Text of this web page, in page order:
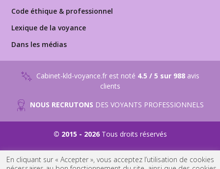
Code éthique & professionnel
Lexique de la voyance
Dans les médias
Cabinet-kld-voyance.fr est noté 4.5 / 5 sur 988avis
clients
NOUS RECRUTONS DES VOYANTS PROFESSIONNELS
© 2015 - 2026Tous droits réservés
Suivez-nous sur
En cliquant sur « Accepter », vous acceptez l’utilisation de cookies